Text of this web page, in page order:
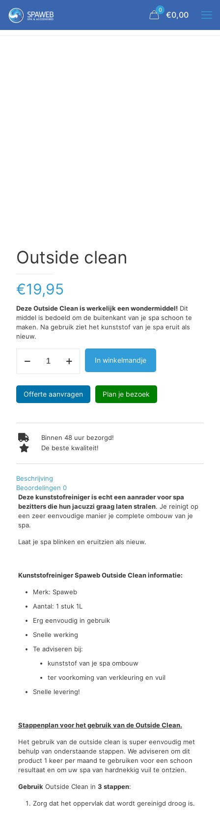
0 €0,00
Outside clean
€19,95
Deze Outside Clean is werkelijk een wondermiddel! Dit
middel is bedoeld om de buitenkant van je spa schoon te
maken. Na gebruik ziet het kunststof van je spa eruit als
nieuw.
clean
In winkelmandje
Offerte aanvragen Plan je bezoek
Binnen 48 uur bezorgd!
De beste kwaliteit!
Beschrijving
Beoordelingen 0
Deze kunststofreiniger is echt een aanrader voor spa
bezitters die hun jacuzzi graag laten stralen. Je reinigt op
een zeer eenvoudige manier je complete ombouw van je
spa.
Laat je spa blinken en eruitzien als nieuw.
Kunststofreiniger Spaweb Outside Clean informatie:
Merk: Spaweb
Aantal: 1 stuk 1L
Erg eenvoudig in gebruik
Snelle werking
Te adviseren bij:
kunststof van je spa ombouw
ter voorkoming van verkleuring en vuil
Snelle levering!
Stappenplan voor het gebruik van de Outside Clean.
Het gebruik van de outside clean is super eenvoudig met
behulp van onderstaande stappen. We adviseren om dit
product 1 keer per maand te gebruiken voor een schoon
resultaat en om uw spa van hardnekkig vuil te ontzien.
Gebruik Outside Clean in 3 stappen:
Zorg dat het oppervlak dat wordt gereinigd droog is.